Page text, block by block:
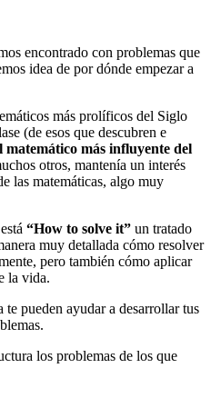
encontrado con problemas que
idea de por dónde empezar a
más prolíficos del Siglo
(de esos que descubren e
matemático más influyente del
otros, mantenía un interés
las matemáticas, algo muy
“How to solve it” un tratado
muy detallada cómo resolver
pero también cómo aplicar
la vida.
pueden ayudar a desarrollar tus
los problemas de los que